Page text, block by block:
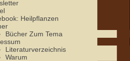
Heilpflanzen
Bücher Zum Tema
Literaturverzeichnis
Warum